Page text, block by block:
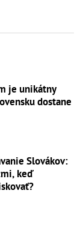
je unikátny
dostane
Slovákov:
keď